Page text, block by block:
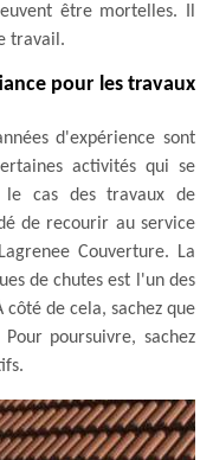
être mortelles. Il
travail.
pour les travaux
d'expérience sont
activités qui se
cas des travaux de
de recourir au service
Couverture. La
de chutes est l'un des
de cela, sachez que
poursuivre, sachez